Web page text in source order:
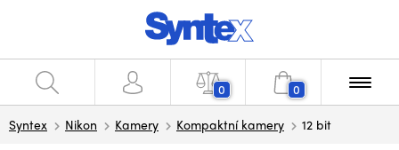
0 0
Syntex Nikon Kamery Kompaktní kamery 12 bit